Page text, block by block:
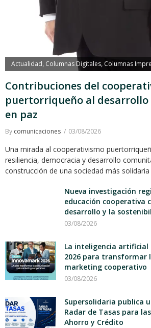
Actualidad, Columnas Digitales, Columnas
Contribuciones del
puertorriqueño al desarrollo
en paz
By comunicaciones 03/08/2026
Una mirada al cooperativismo
resiliencia, democracia y desarrollo
construcción de una sociedad más
Nueva investigación
educación cooperativa
desarrollo y la
03/08/2026
La inteligencia artificial
2026 para transformar
marketing cooperativo
03/08/2026
Supersolidaria publica
Radar de Tasas para
Ahorro y Crédito